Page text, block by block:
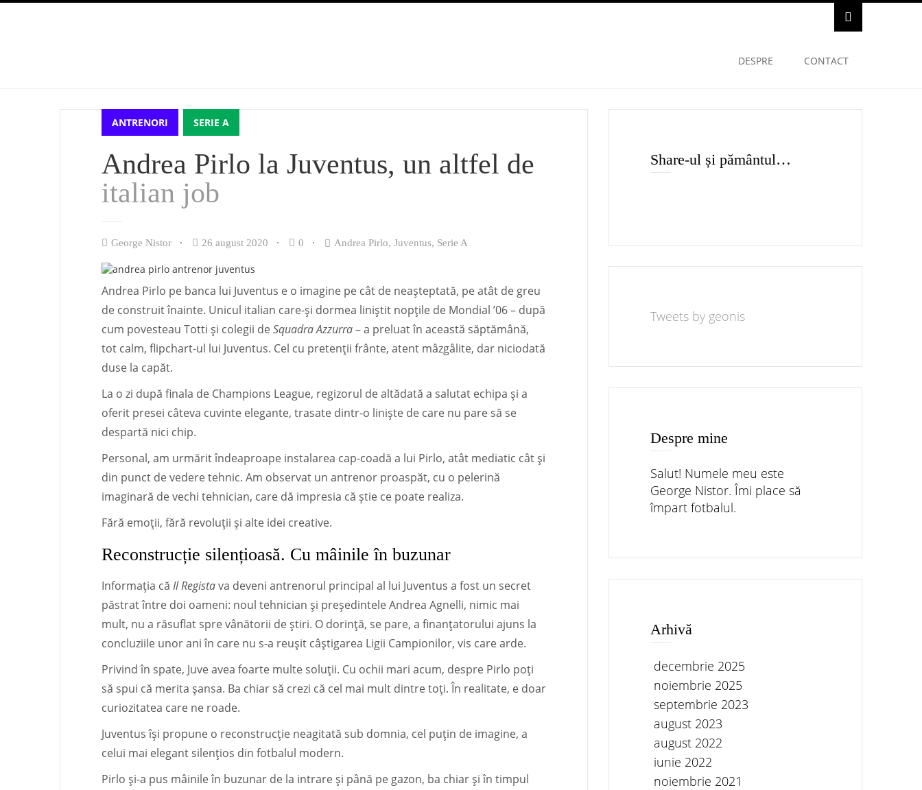
DESPRE CONTACT
ANTRENORI SERIE A
Andrea Pirlo la Juventus, un altfel de
italian job
George Nistor 26 august 2020 0 Andrea Pirlo, Juventus, Serie A
Andrea Pirlo pe banca lui Juventus e o imagine pe cât de neașteptată, pe atât de greu
de construit înainte. Unicul italian care-și dormea liniștit nopțile de Mondial ’06 – după
cum povesteau Totti și colegii deSquadra Azzurra– a preluat în această săptămână,
tot calm, flipchart-ul lui Juventus. Cel cu pretenții frânte, atent mâzgâlite, dar niciodată
duse la capăt.
La o zi după finala de Champions League, regizorul de altădată a salutat echipa și a
oferit presei câteva cuvinte elegante, trasate dintr-o liniște de care nu pare să se
despartă nici chip.
Personal, am urmărit îndeaproape instalarea cap-coadă a lui Pirlo, atât mediatic cât și
din punct de vedere tehnic. Am observat un antrenor proaspăt, cu o pelerină
imaginară de vechi tehnician, care dă impresia că știe ce poate realiza.
Fără emoții, fără revoluții și alte idei creative.
Reconstrucție silențioasă. Cu mâinile în buzunar
Informația că Il Registava deveni antrenorul principal al lui Juventus a fost un secret
păstrat între doi oameni: noul tehnician și președintele Andrea Agnelli, nimic mai
mult, nu a răsuflat spre vânătorii de știri. O dorință, se pare, a finanțatorului ajuns la
concluziile unor ani în care nu s-a reușit câștigarea Ligii Campionilor, vis care arde.
Privind în spate, Juve avea foarte multe soluții. Cu ochii mari acum, despre Pirlo poți
să spui că merita șansa. Ba chiar să crezi că cel mai mult dintre toți. În realitate, e doar
curiozitatea care ne roade.
Juventus își propune o reconstrucție neagitată sub domnia, cel puțin de imagine, a
celui mai elegant silențios din fotbalul modern.
Pirlo și-a pus mâinile în buzunar de la intrare și până pe gazon, ba chiar și în timpul
Share-ul și pământul…
Tweets by geonis
Despre mine
Salut! Numele meu este
George Nistor. Îmi place să
împart fotbalul.
Arhivă
decembrie 2025
noiembrie 2025
septembrie 2023
august 2023
august 2022
iunie 2022
noiembrie 2021